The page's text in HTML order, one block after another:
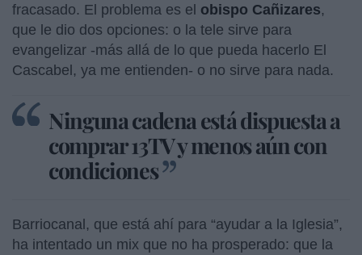
fracasado. El problema es el obispo Cañizares,
que le dio dos opciones: o la tele sirve para
evangelizar -más allá de lo que pueda hacerlo El
Cascabel, ya me entienden- o no sirve para nada.
Ninguna cadena está dispuesta a
comprar 13TV y menos aún con
condiciones
Barriocanal, que está ahí para “ayudar a la Iglesia”,
ha intentado un mix que no ha prosperado: que la